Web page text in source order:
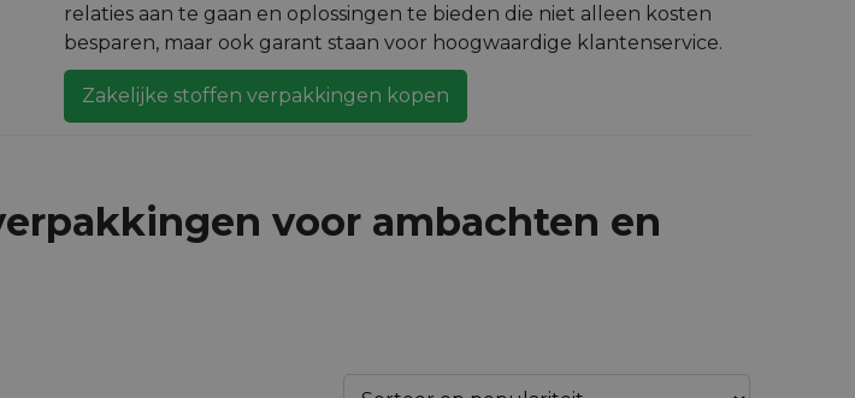
relaties aan te gaan en oplossingen te bieden die niet alleen kosten
besparen, maar ook garant staan voor hoogwaardige klantenservice.
Zakelijke stoffen verpakkingen kopen
voor ambachten en